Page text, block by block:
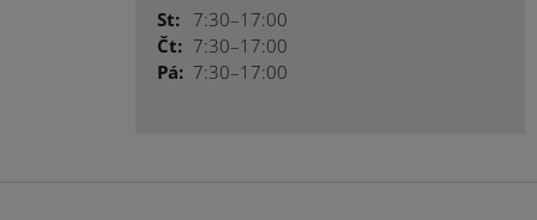
St: 7:30–17:00
Čt: 7:30–17:00
Pá: 7:30–17:00